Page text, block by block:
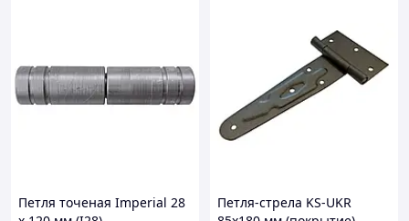
Петля точеная Imperial 28
Петля-стрела KS-UKR